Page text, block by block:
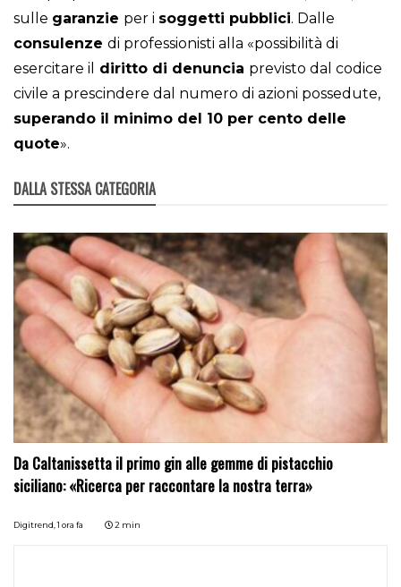
sulle garanzie per i soggetti pubblici. Dalle
consulenze di professionisti alla «possibilità di
esercitare il
diritto di denuncia previsto dal codice
civile a prescindere dal numero di azioni possedute,
superando il minimo del 10 per cento delle
quote».
DALLA STESSA CATEGORIA
Da Caltanissetta il primo gin alle gemme di pistacchio
siciliano: «Ricerca per raccontare la nostra terra»
Digitrend,1 ora fa 2 min